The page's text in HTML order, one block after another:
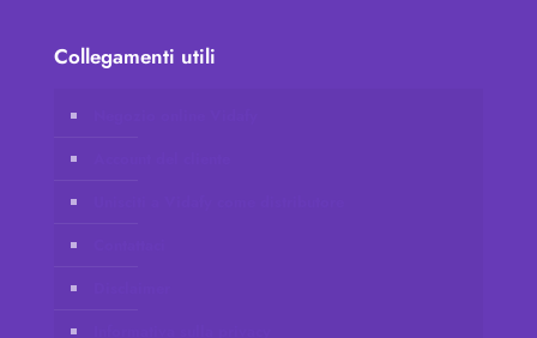
Collegamenti utili